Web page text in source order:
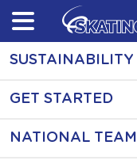
Skip
content
SUSTAINABILITY
GET STARTED
NATIONAL TEAM